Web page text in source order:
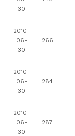
30
2010-
06-
30
266
2010-
06-
30
284
2010-
06-
30
287